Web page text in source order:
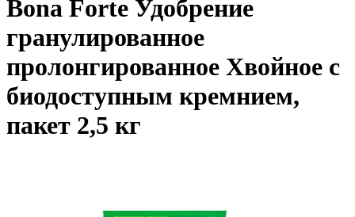
Bona Forte Удобрение
гранулированное
пролонгированное Хвойное с
биодоступным кремнием,
пакет 2,5 кг